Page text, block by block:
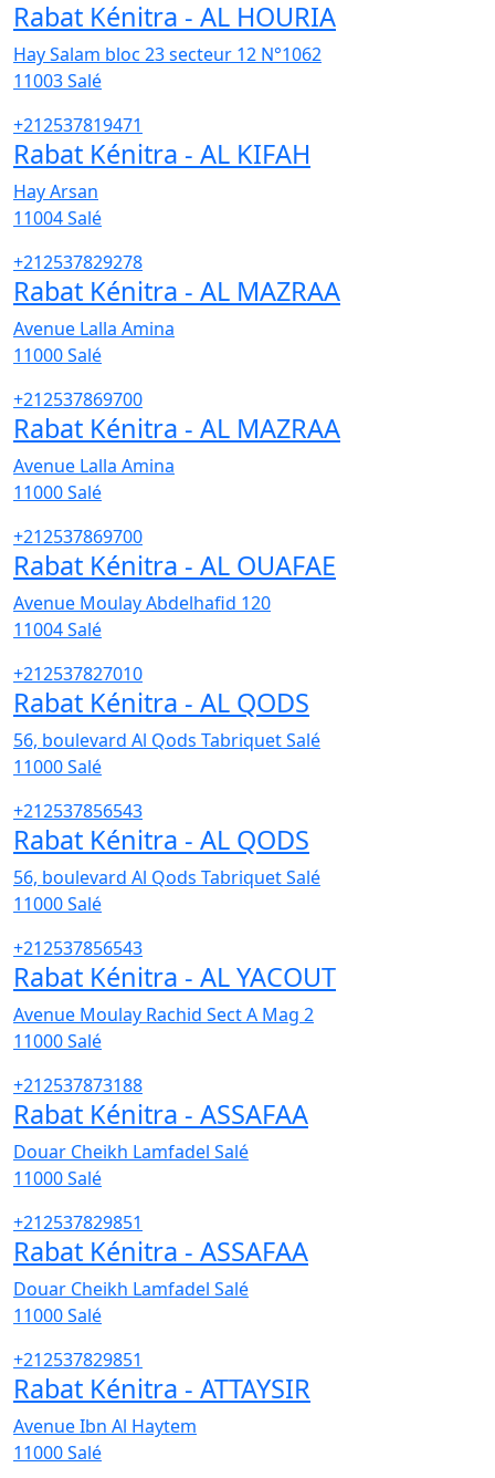
Rabat Kénitra - AL HOURIA
Hay Salam bloc 23 secteur 12 N°1062
11003Salé
+212537819471
Rabat Kénitra - AL KIFAH
Hay Arsan
11004Salé
+212537829278
Rabat Kénitra - AL MAZRAA
Avenue Lalla Amina
11000Salé
+212537869700
Rabat Kénitra - AL MAZRAA
Avenue Lalla Amina
11000Salé
+212537869700
Rabat Kénitra - AL OUAFAE
Avenue Moulay Abdelhafid 120
11004Salé
+212537827010
Rabat Kénitra - AL QODS
56, boulevard Al Qods Tabriquet Salé
11000Salé
+212537856543
Rabat Kénitra - AL QODS
56, boulevard Al Qods Tabriquet Salé
11000Salé
+212537856543
Rabat Kénitra - AL YACOUT
Avenue Moulay Rachid Sect A Mag 2
11000Salé
+212537873188
Rabat Kénitra - ASSAFAA
Douar Cheikh Lamfadel Salé
11000Salé
+212537829851
Rabat Kénitra - ASSAFAA
Douar Cheikh Lamfadel Salé
11000Salé
+212537829851
Rabat Kénitra - ATTAYSIR
Avenue Ibn Al Haytem
11000Salé